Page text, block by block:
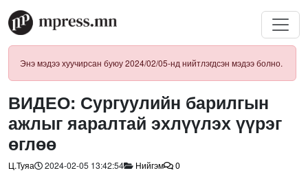
Энэ мэдээ хуучирсан буюу 2024/02/05-нд нийтлэгдсэн мэдээ болно.
ВИДЕО: Сургуулийн барилгын
ажлыг яаралтай эхлүүлэх үүрэг
өглөө
Ц.Туяа 2024-02-05 13:42:54 Нийгэм 0